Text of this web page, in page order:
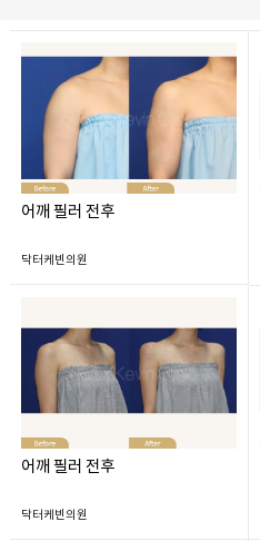
어깨 필러 전후
닥터케빈의원
어깨 필러 전후
닥터케빈의원